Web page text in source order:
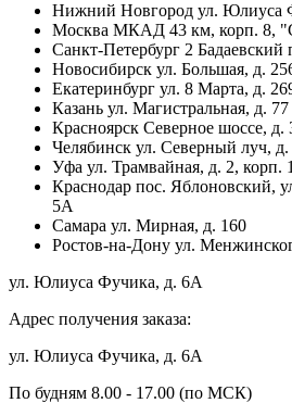
Нижний Новгород ул. Юлиуса
Москва МКАД 43 км, корп. 8,
Санкт-Петербург 2 Бадаевский
Новосибирск ул. Большая, д.
Екатеринбург ул. 8 Марта, д.
Казань ул. Магистральная, д. 77
Красноярск Северное шоссе, д.
Челябинск ул. Северный луч,
Уфа ул. Трамвайная, д. 2, корп.
Краснодар пос. Яблоновский,
5А
Самара ул. Мирная, д. 160
Ростов-на-Дону ул.
ул. Юлиуса Фучика, д. 6А
Адрес получения заказа:
ул. Юлиуса Фучика, д. 6А
По будням 8.00 - 17.00 (по МСК)